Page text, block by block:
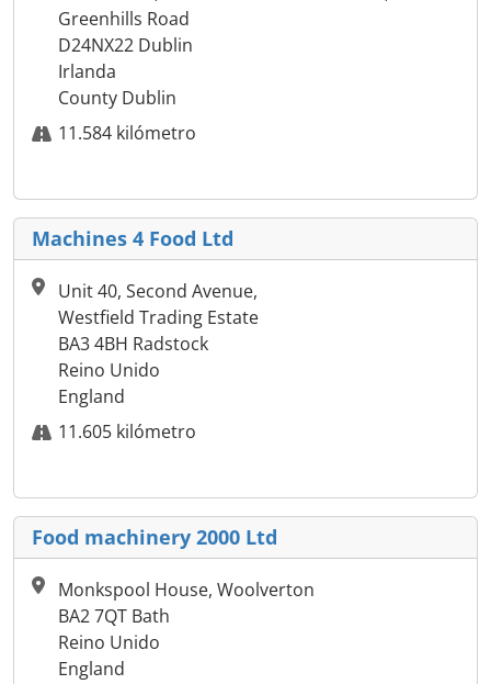
Greenhills Road
D24NX22 Dublin
Irlanda
County Dublin
11.584 kilómetro
Machines 4 Food Ltd
Unit 40, Second Avenue,
Westfield Trading Estate
BA3 4BH Radstock
Reino Unido
England
11.605 kilómetro
Food machinery 2000 Ltd
Monkspool House, Woolverton
BA2 7QT Bath
Reino Unido
England